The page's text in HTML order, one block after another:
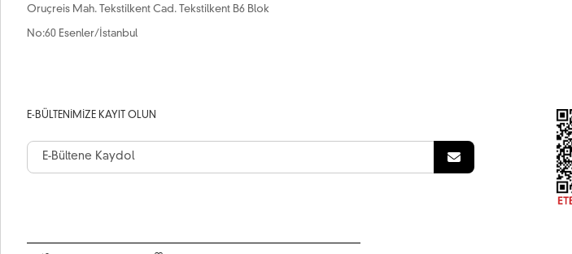
Oruçreis Mah. Tekstilkent Cad. Tekstilkent B6 Blok
No:60 Esenler/İstanbul
E-BÜLTENIMIZE KAYIT OLUN